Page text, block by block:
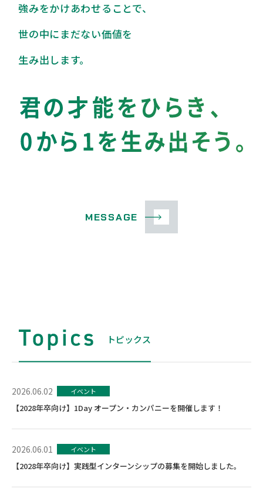
強みをかけあわせる こ とで、
世の中に まだない価値を
生み出 し ます。
MESSAGE
トピックス
2026.06.02 イベント
【2028年卒向け】1Day オープン・カンパニーを開催します！
2026.06.01 イベント
【2028年卒向け】実践型インターンシップの募集を開始しました。